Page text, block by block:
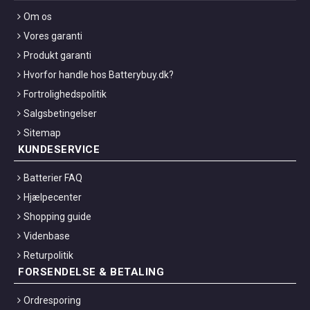
Om os
Vores garanti
Produkt garanti
Hvorfor handle hos Batterybuy.dk?
Fortrolighedspolitik
Salgsbetingelser
Sitemap
KUNDESERVICE
Batterier FAQ
Hjælpecenter
Shopping guide
Videnbase
Returpolitik
FORSENDELSE & BETALING
Ordresporing